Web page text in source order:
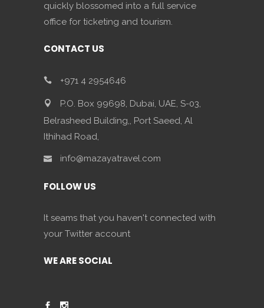
quickly blossomed into a full service
office for ticketing and tourism.
CONTACT US
+971 4 2954646
P.O. Box 99698, Dubai, UAE, S-03,
Belrasheed Building,, Port Saeed, Al
Ithihad Road,
info@mazayatravel.com
FOLLOW US
It seams that you haven't connected with
your Twitter account
WE ARE SOCIAL